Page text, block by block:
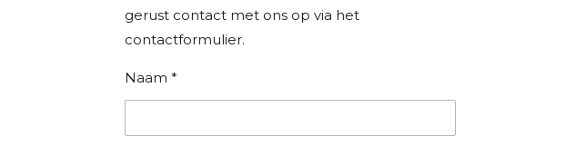
gerust contact met ons op via het
contactformulier.
Naam *